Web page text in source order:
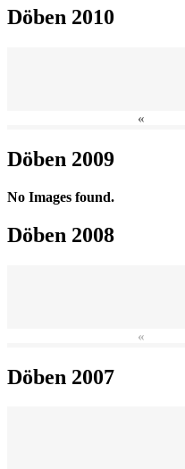
Döben 2010
«
Döben 2009
No Images found.
Döben 2008
«
Döben 2007